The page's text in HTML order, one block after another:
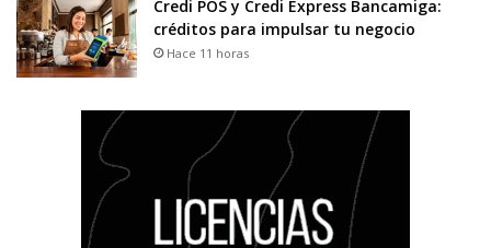
Credi POS y Credi Express Bancamiga:
créditos para impulsar tu negocio
Hace 11 horas